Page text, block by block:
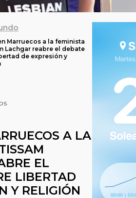
Marruecos a la feminista
Lachgar reabre el debate
de expresión y
A LA
EL
LIBERTAD
Y RELIGIÓN